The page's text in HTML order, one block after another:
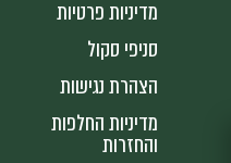
מדיניות פרטיות
סניפי סקול
הצהרת נגישות
מדיניות החלפות
והחזרות